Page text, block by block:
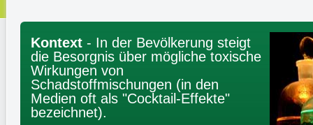
Kontext - In der Bevölkerung steigt
die Besorgnis über mögliche toxische
Wirkungen von
Schadstoffmischungen (in den
Medien oft als "Cocktail-Effekte"
bezeichnet).